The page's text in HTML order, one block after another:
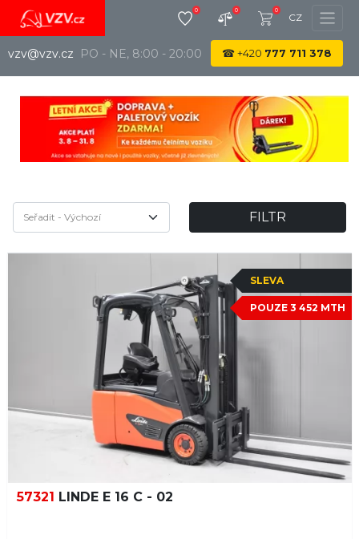
vzv@vzv.cz
0 0 0
CZ
PO - NE, 8:00 - 20:00 ☎+420 777 711 378
FILTR
SLEVA
POUZE 3 452 MTH
57321 LINDE E 16 C - 02